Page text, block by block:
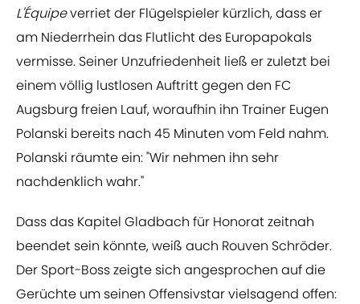
L'Équipeverriet der Flügelspieler kürzlich, dass er
am Niederrhein das Flutlicht des Europapokals
vermisse. Seiner Unzufriedenheit ließ er zuletzt bei
einem völlig lustlosen Auftritt gegen den FC
Augsburg freien Lauf, woraufhin ihn Trainer Eugen
Polanski bereits nach 45 Minuten vom Feld nahm.
Polanski räumte ein: "Wir nehmen ihn sehr
nachdenklich wahr."
Dass das Kapitel Gladbach für Honorat zeitnah
beendet sein könnte, weiß auch Rouven Schröder.
Der Sport-Boss zeigte sich angesprochen auf die
Gerüchte um seinen Offensivstar vielsagend offen: